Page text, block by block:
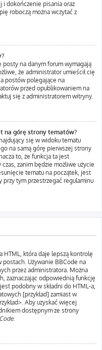
i dokończenie pisania oraz
roboczą można wczytać z
posty na danym forum wymagają
że administrator umieścił cię
postów polegające na
przed opublikowaniem na
się z administratorem witryny.
na górę strony tematów?
się w widoku tematu
na samą górę pierwszej strony
to, że funkcja ta jest
czas, zanim będzie możliwe użycie
tematu na początek, jest
tym przestrzegać regulaminu
HTML, która daje lepszą kontrolę
Używanie BBCode na
przez administratora. Można
zaznaczając odpowiednią funkcję
podobny w składni do HTML-a,
[przykład] zamiast w
Aby uzyskać więcej
dostępnym ze strony
.